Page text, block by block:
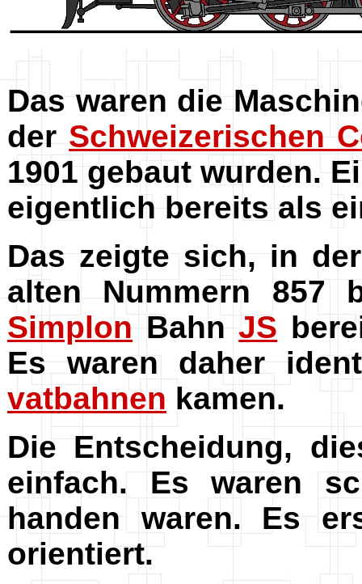
Das waren die
der Schweizerischen
1901 gebaut wurden.
eigentlich bereits als
Das zeigte sich, in
alten Nummern
Simplon BahnJS
Es waren daher
vatbahnen kamen.
Die Entscheidung,
einfach. Es waren
handen waren. Es
orientiert.